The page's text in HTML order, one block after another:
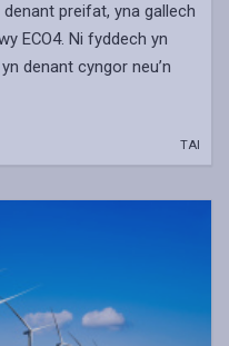
preifat, yna gallech
ECO4. Ni fyddech yn
denant cyngor neu’n
TAI